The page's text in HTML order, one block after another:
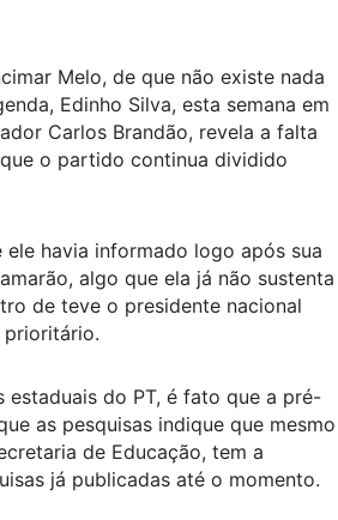
Melo, de que não existe nada
Edinho Silva, esta semana em
Carlos Brandão, revela a falta
o partido continua dividido
havia informado logo após sua
algo que ela já não sustenta
de teve o presidente nacional
prioritário.
do PT, é fato que a pré-
as pesquisas indique que mesmo
de Educação, tem a
já publicadas até o momento.